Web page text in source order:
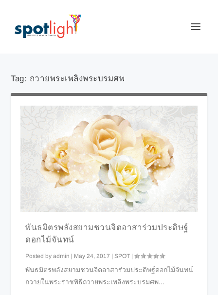
Tag: ถวายพระเพลิงพระบรมศพ
พันธมิตรพลังสยามชวนจิตอาสาร่วมประดิษฐ์
ดอกไม้จันทน์
Posted byadmin | May 24, 2017 |SPOT |
พันธมิตรพลังสยามชวนจิตอาสาร่วมประดิษฐ์ดอกไม้จันทน์
ถวายในพระราชพิธีถวายพระเพลิงพระบรมศพ...